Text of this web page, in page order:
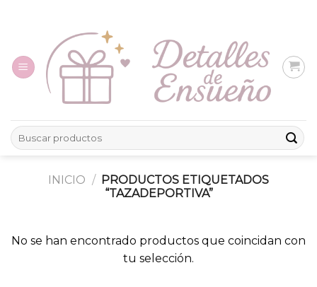
Buscar
por:
INICIO / PRODUCTOS ETIQUETADOS
“TAZADEPORTIVA”
No se han encontrado productos que coincidan con
tu selección.